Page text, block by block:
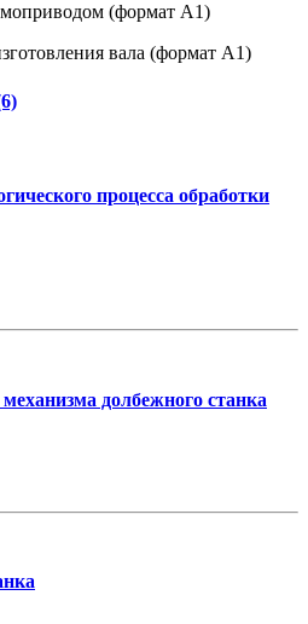
(формат А1)
вала (формат А1)
процесса обработки
долбежного станка